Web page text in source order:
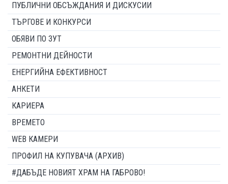
ПУБЛИЧНИ ОБСЪЖДАНИЯ И ДИСКУСИИ
ТЪРГОВЕ И КОНКУРСИ
ОБЯВИ ПО ЗУТ
РЕМОНТНИ ДЕЙНОСТИ
ЕНЕРГИЙНА ЕФЕКТИВНОСТ
АНКЕТИ
КАРИЕРА
ВРЕМЕТО
WEB КАМЕРИ
ПРОФИЛ НА КУПУВАЧА (АРХИВ)
#ДАБЪДЕ НОВИЯТ ХРАМ НА ГАБРОВО!